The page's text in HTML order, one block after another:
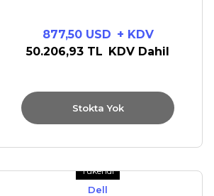
877,50 USD + KDV
50.206,93 TL KDV Dahil
Stokta Yok
Tükendi
Dell